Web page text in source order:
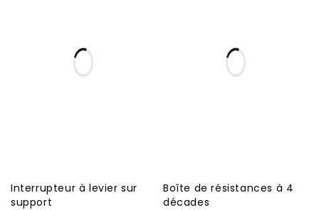
Interrupteur à levier sur
support
Boîte de résistances à 4
décades